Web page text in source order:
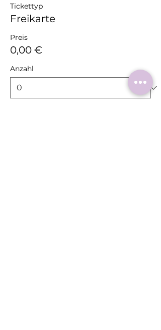
Tickettyp
Freikarte
Preis
0,00 €
Anzahl